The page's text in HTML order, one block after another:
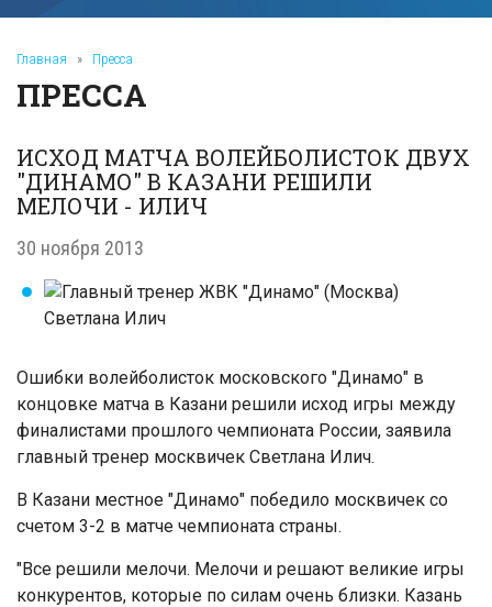
Главная » Пресса
ПРЕССА
ИСХОД МАТЧА ВОЛЕЙБОЛИСТОК ДВУХ
"ДИНАМО" В КАЗАНИ РЕШИЛИ
МЕЛОЧИ - ИЛИЧ
30 ноября 2013
Ошибки волейболисток московского "Динамо" в
концовке матча в Казани решили исход игры между
финалистами прошлого чемпионата России, заявила
главный тренер москвичек Светлана Илич.
В Казани местное "Динамо" победило москвичек со
счетом 3-2 в матче чемпионата страны.
"Все решили мелочи. Мелочи и решают великие игры
конкурентов, которые по силам очень близки. Казань